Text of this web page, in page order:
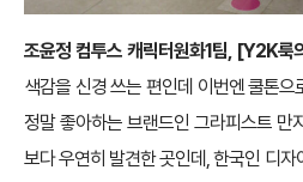
조윤정 컴투스 캐릭터원화1팀, [Y2K룩
색감을 신경 쓰는 편인데 이번엔 쿨톤
정말 좋아하는 브랜드인 그라피스트 만
보다 우연히 발견한 곳인데, 한국인 디